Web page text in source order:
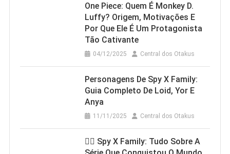
One Piece: Quem É Monkey D.
Luffy? Origem, Motivações E
Por Que Ele É Um Protagonista
Tão Cativante
04/12/2025 Central dos Otakus
Personagens De Spy X Family:
Guia Completo De Loid, Yor E
Anya
11/11/2025 Central dos Otakus
🕵️‍♂️ Spy X Family: Tudo Sobre A